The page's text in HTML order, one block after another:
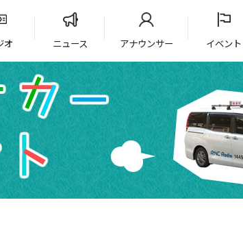
オ ニュース アナウンサー イベント